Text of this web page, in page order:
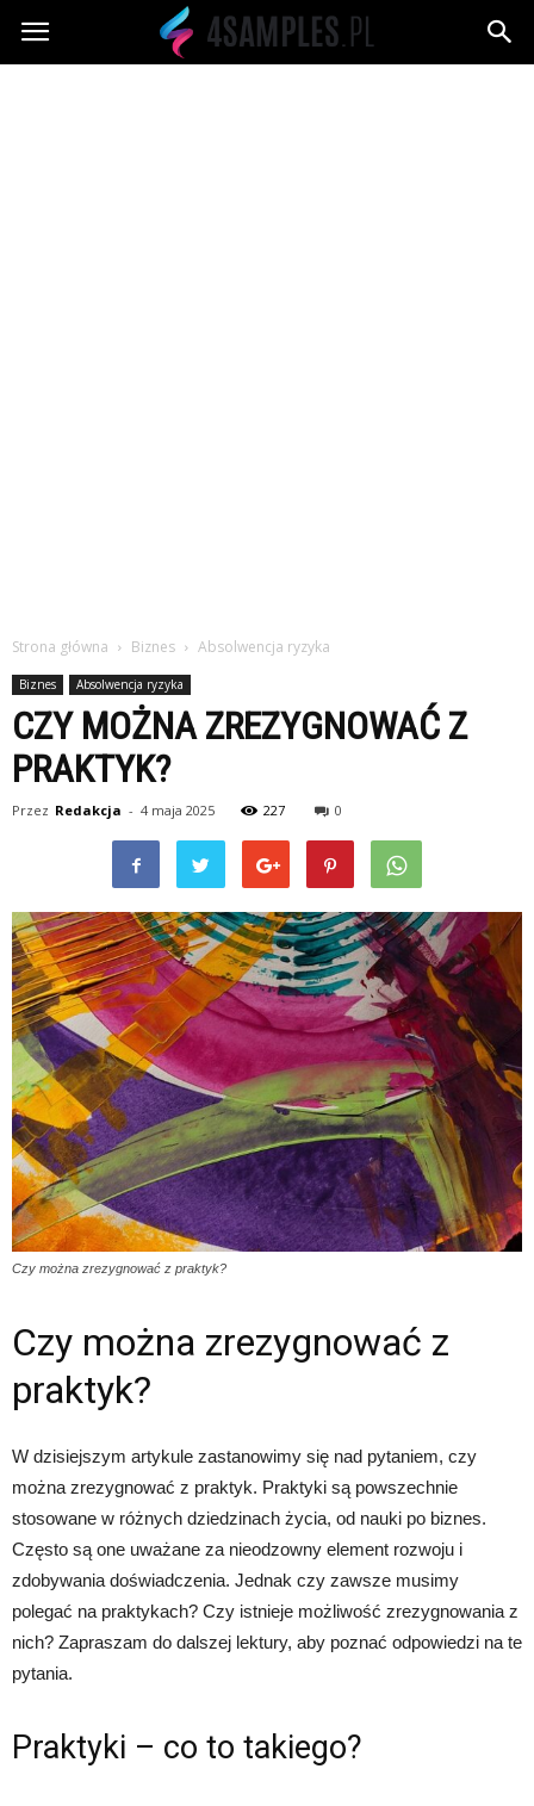
4samples.pl
Strona główna Biznes Absolwencja ryzyka
Biznes Absolwencja ryzyka
CZY MOŻNA ZREZYGNOWAĆ Z
PRAKTYK?
Przez Redakcja - 4 maja 2025 227 0
Czy można zrezygnować z praktyk?
Czy można zrezygnować z
praktyk?
W dzisiejszym artykule zastanowimy się nad pytaniem, czy
można zrezygnować z praktyk. Praktyki są powszechnie
stosowane w różnych dziedzinach życia, od nauki po biznes.
Często są one uważane za nieodzowny element rozwoju i
zdobywania doświadczenia. Jednak czy zawsze musimy
polegać na praktykach? Czy istnieje możliwość zrezygnowania z
nich? Zapraszam do dalszej lektury, aby poznać odpowiedzi na te
pytania.
Praktyki – co to takiego?